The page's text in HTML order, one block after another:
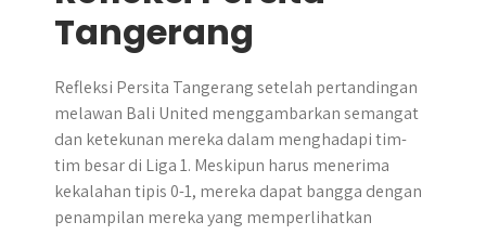
Tangerang
Refleksi Persita Tangerang setelah pertandingan
melawan Bali United menggambarkan semangat
dan ketekunan mereka dalam menghadapi tim-
tim besar di Liga 1. Meskipun harus menerima
kekalahan tipis 0-1, mereka dapat bangga dengan
penampilan mereka yang memperlihatkan